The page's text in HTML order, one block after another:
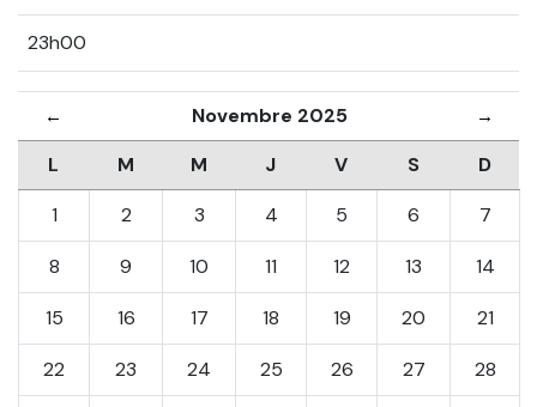
23h00
← Novembre 2025 →
L M M J V S
D
1
2 3 4 5 6 7
8 9 10 11 12 13 14
15 16 17 18 19 20 21
22 23 24 25 26 27 28